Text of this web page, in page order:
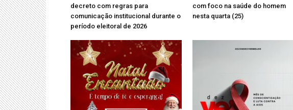
decreto com regras para
comunicação institucional durante o
período eleitoral de 2026
com foco na saúde do homem
nesta quarta (25)